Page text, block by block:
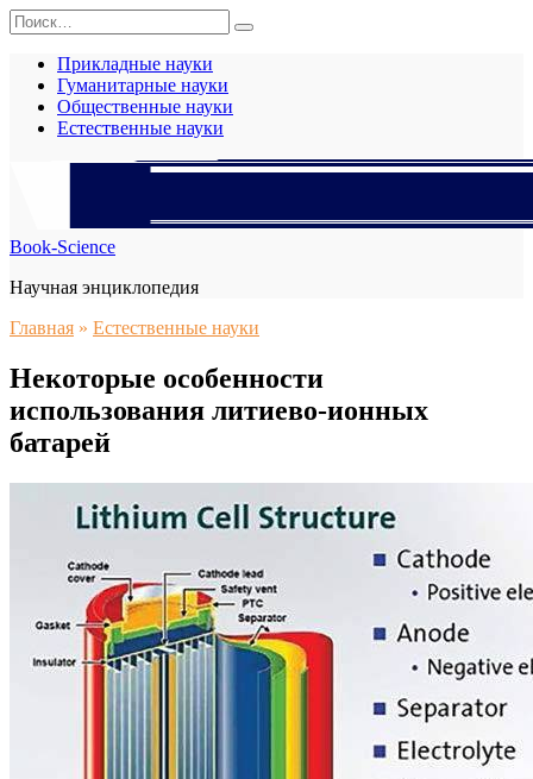
Перейти
к
содержанию
Search
for:
Прикладные науки
Гуманитарные науки
Общественные науки
Естественные науки
Book-Science
Научная энциклопедия
Главная » Естественные науки
Некоторые особенности
использования литиево-ионных
батарей